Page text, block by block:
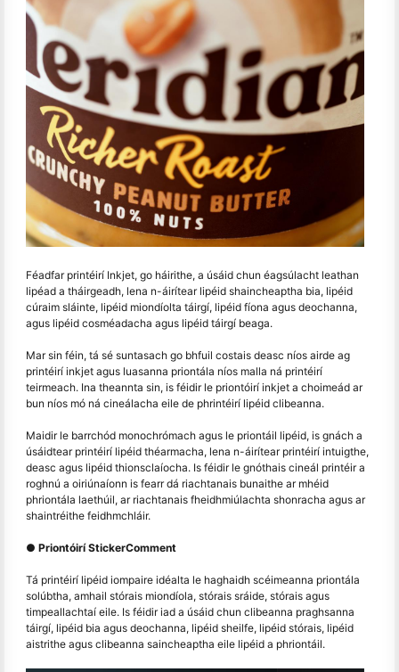
Féadfar printéirí Inkjet, go háirithe, a úsáid chun éagsúlacht leathan
lipéad a tháirgeadh, lena n-áirítear lipéid shaincheaptha bia, lipéid
cúraim sláinte, lipéid miondíolta táirgí, lipéid fíona agus deochanna,
agus lipéid cosméadacha agus lipéid táirgí beaga.
Mar sin féin, tá sé suntasach go bhfuil costais deasc níos airde ag
printéirí inkjet agus luasanna priontála níos malla ná printéirí
teirmeach. Ina theannta sin, is féidir le priontóirí inkjet a choimeád ar
bun níos mó ná cineálacha eile de phrintéirí lipéid clibeanna.
Maidir le barrchód monochrómach agus le priontáil lipéid, is gnách a
úsáidtear printéirí lipéid théarmacha, lena n-áirítear printéirí intuigthe,
deasc agus lipéid thionsclaíocha. Is féidir le gnóthais cineál printéir a
roghnú a oiriúnaíonn is fearr dá riachtanais bunaithe ar mhéid
phriontála laethúil, ar riachtanais fheidhmiúlachta shonracha agus ar
shaintréithe feidhmchláir.
● Priontóirí StickerComment
Tá printéirí lipéid iompaire idéalta le haghaidh scéimeanna priontála
solúbtha, amhail stórais miondíola, stórais sráide, stórais agus
timpeallachtaí eile. Is féidir iad a úsáid chun clibeanna praghsanna
táirgí, lipéid bia agus deochanna, lipéid sheilfe, lipéid stórais, lipéid
aistrithe agus clibeanna saincheaptha eile lipéid a phriontáil.